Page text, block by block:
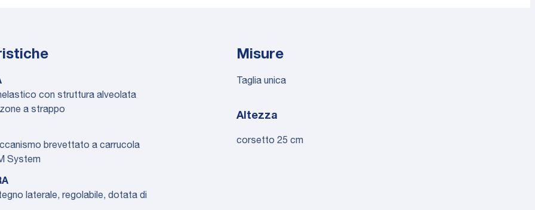
con struttura alveolata
a strappo
brevettato a carrucola
System
laterale, regolabile, dotata di
Misure
Taglia unica
Altezza
corsetto 25 cm